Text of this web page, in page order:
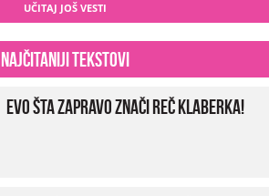
UČITAJ JOŠ VESTI
Najčitaniji tekstovi
Evo šta zapravo znači reč klaberka!